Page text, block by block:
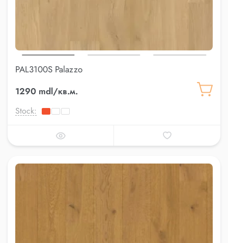
PAL3100S Palazzo
1290 mdl/кв.м.
Stock: